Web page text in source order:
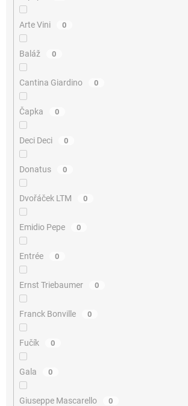
Arte Vini 0
Baláž 0
Cantina Giardino 0
Čapka 0
Deci Deci 0
Donatus 0
Dvořáček LTM 0
Emidio Pepe 0
Entrée 0
Ernst Triebaumer 0
Franck Bonville 0
Fučík 0
Gala 0
Giuseppe Mascarello 0